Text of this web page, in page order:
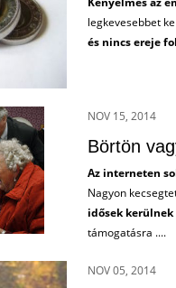
legkevesebbet
és nincs ereje
NOV 15, 2014
Börtön
Az interneten
Nagyon
idősek
támogatásra ....
NOV 05, 2014